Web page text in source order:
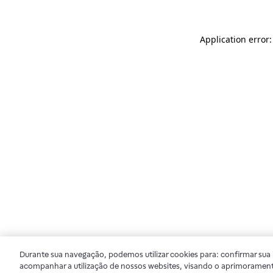
Application
Durante sua navegação, podemos utilizar cookies para: confirmar
acompanhar a utilização de nossos websites, visando o